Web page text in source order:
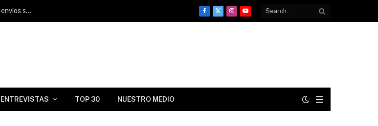
Adrián Morejón firma escón de ponches con predominio de envíos sobre las 100 millas por hora
Facebook
X
InstagramYouTube
ENTREVISTAS TOP 30 NUESTRO MEDIO